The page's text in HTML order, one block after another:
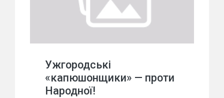
Ужгородські
«капюшонщики» — проти
Народної!